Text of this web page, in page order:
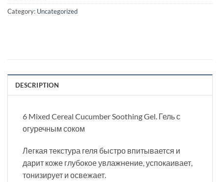
Category: Uncategorized
DESCRIPTION
6 Mixed Cereal Cucumber Soothing Gel. Гель с
огуречным соком
Легкая текстура геля быстро впитывается и
дарит коже глубокое увлажнение, успокаивает,
тонизирует и освежает.